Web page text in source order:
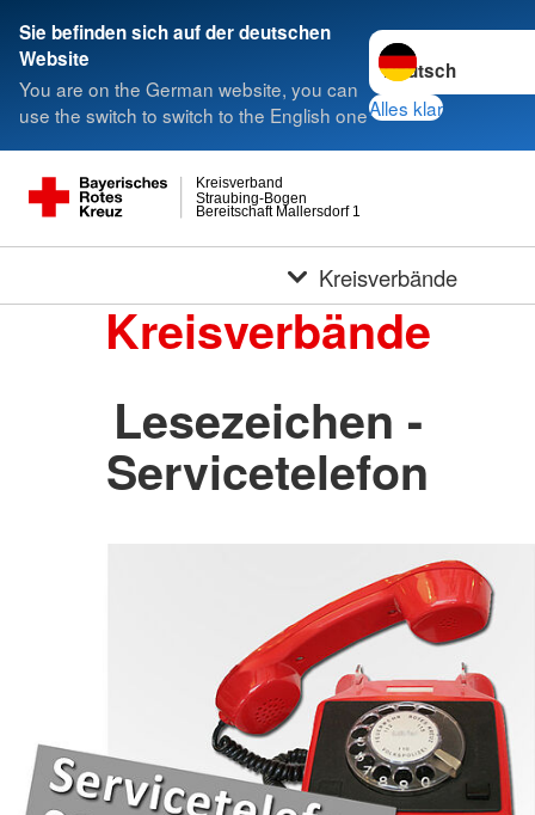
Sie befinden sich auf der deutschen
Website
You are on the German website, you can
use the switch to switch to the English one
Sprache wechseln
Alles klar
Bereitschaft Mallersdorf 1
Straubing-Bogen
Kreisverband
Kreisverbände
Kreisverbände
Lesezeichen -
Servicetelefon